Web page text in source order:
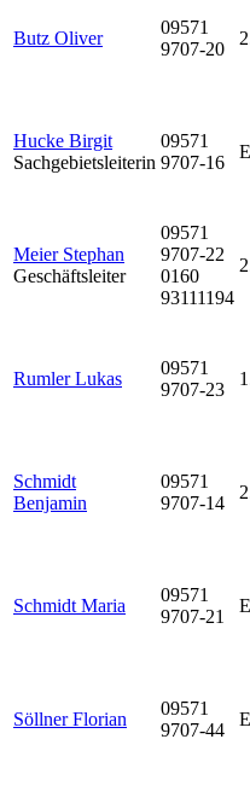
Butz Oliver
09571
9707-20
Hucke Birgit
Sachgebietsleiterin
09571
9707-16
Meier Stephan
Geschäftsleiter
09571
9707-22
0160
93111194
Rumler Lukas
09571
9707-23
Schmidt
Benjamin
09571
9707-14
Schmidt Maria
09571
9707-21
Söllner Florian
09571
9707-44